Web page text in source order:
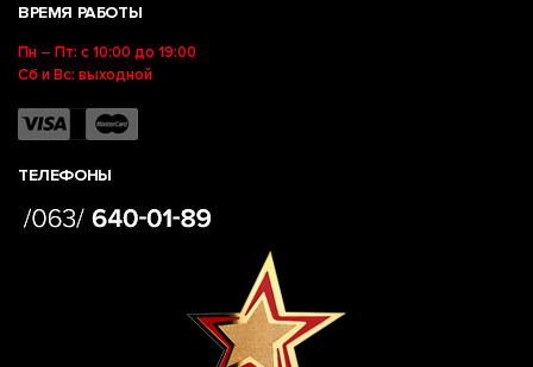
ВРЕМЯ РАБОТЫ
Пн – Пт: с 10:00 до 19:00
Сб и Вс: выходной
ТЕЛЕФОНЫ